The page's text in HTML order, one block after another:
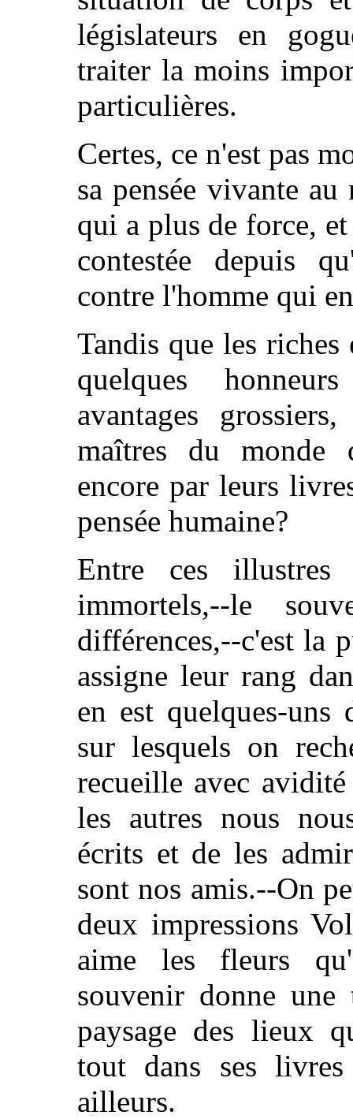
législateurs en
traiter la moins
particulières.
Certes, ce n'est pas
sa pensée vivante
qui a plus de force,
contestée depuis
contre l'homme qui
Tandis que les riches
quelques
avantages
maîtres du monde
encore par leurs
pensée humaine?
Entre ces illustres
immortels,--le
différences,--c'est la
assigne leur rang
en est quelques-
sur lesquels on
recueille avec
les autres nous
écrits et de les
sont nos amis.--On
deux impressions
aime les fleurs
souvenir donne
paysage des lieux
tout dans ses
ailleurs.